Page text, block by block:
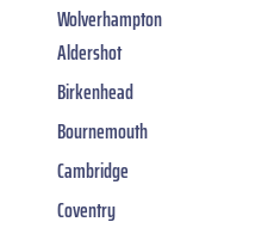
Wolverhampton
Aldershot
Birkenhead
Bournemouth
Cambridge
Coventry